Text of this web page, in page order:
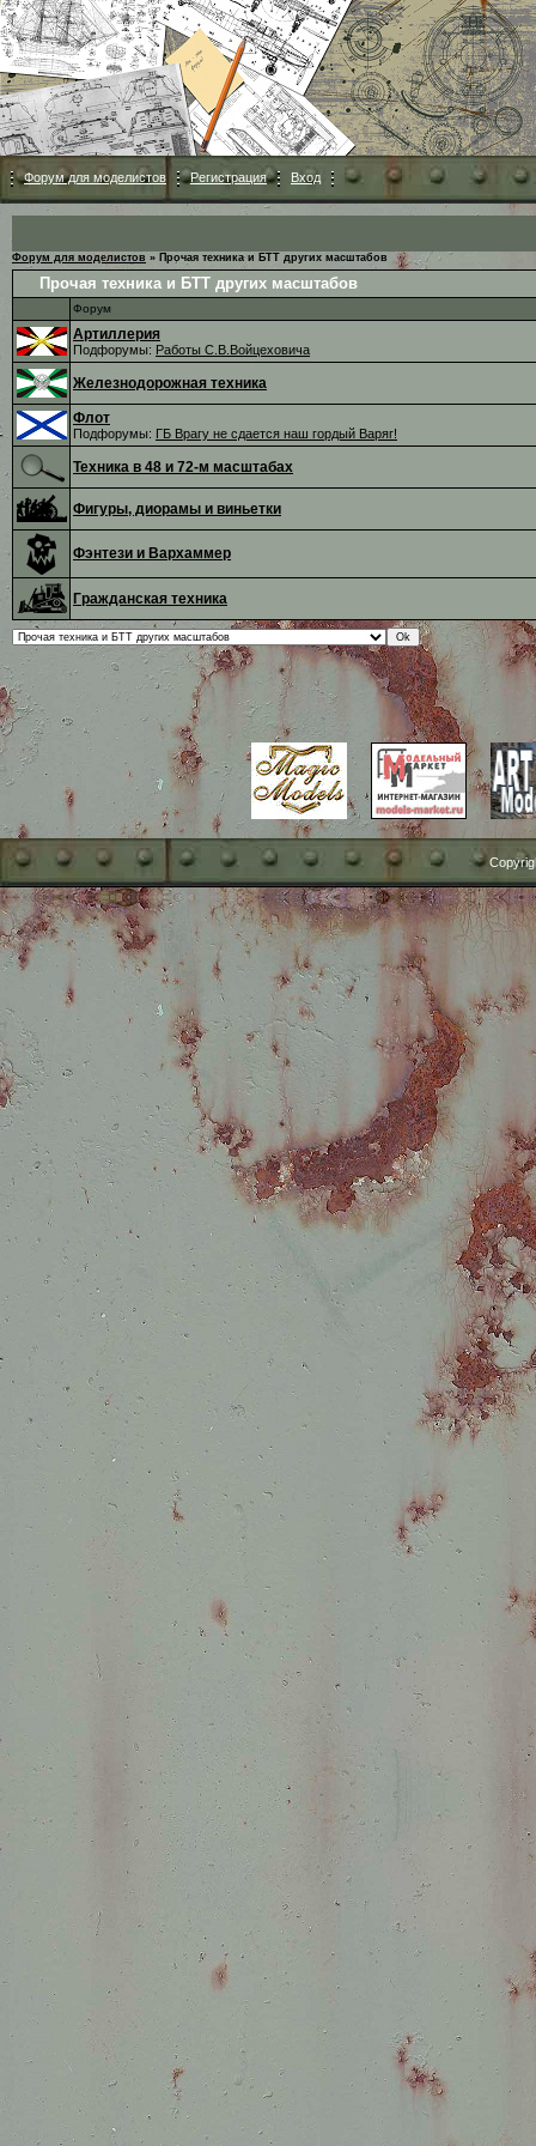
Форум для моделистов Регистрация Вход
Форум для моделистов » Прочая техника и БТТ других масштабов
Прочая техника и БТТ других масштабов
Форум
Артиллерия
Подфорумы: Работы С.В.Войцеховича
Железнодорожная техника
Флот
Подфорумы: ГБ Врагу не сдается наш гордый Варяг!
Техника в 48 и 72-м масштабах
Фигуры, диорамы и виньетки
Фэнтези и Вархаммер
Гражданская техника